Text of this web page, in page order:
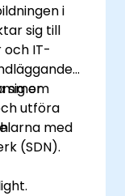
i
sig till
och IT-
sig om
utföra
med
(SDN).